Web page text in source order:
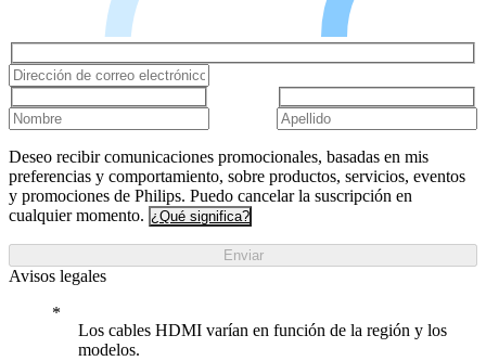
Deseo recibir comunicaciones promocionales, basadas en mis
preferencias y comportamiento, sobre productos, servicios, eventos
y promociones de Philips. Puedo cancelar la suscripción en
cualquier momento. ¿Qué significa?
Enviar
Avisos legales
Los cables HDMI varían en función de la región y los
modelos.